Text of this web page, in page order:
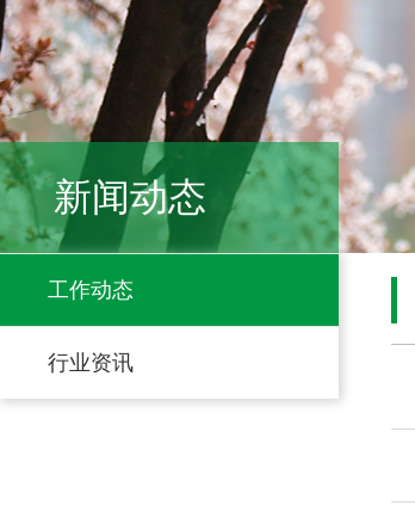
新闻动态
工作动态
行业资讯